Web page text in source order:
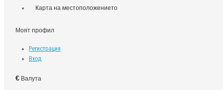
Карта на местоположението
Моят профил
Регистрация
Вход
€ Валута